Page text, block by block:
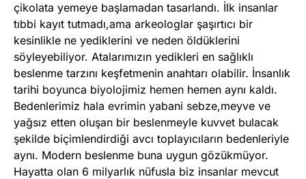
çikolata yemeye başlamadan tasarlandı. İlk insanlar
tıbbi kayıt tutmadı,ama arkeologlar şaşırtıcı bir
kesinlikle ne yediklerini ve neden öldüklerini
söyleyebiliyor. Atalarımızın yedikleri en sağlıklı
beslenme tarzını keşfetmenin anahtarı olabilir. İnsanlık
tarihi boyunca biyolojimiz hemen hemen aynı kaldı.
Bedenlerimiz hala evrimin yabani sebze,meyve ve
yağsız etten oluşan bir beslenmeyle kuvvet bulacak
şekilde biçimlendirdiği avcı toplayıcıların bedenleriyle
aynı. Modern beslenme buna uygun gözükmüyor.
Hayatta olan 6 milyarlık nüfusla biz insanlar mevcut